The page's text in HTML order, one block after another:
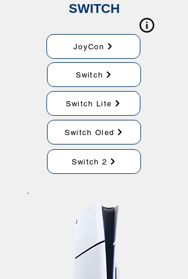
SWITCH
JoyCon
Switch
Switch Lite
Switch Oled
Switch 2